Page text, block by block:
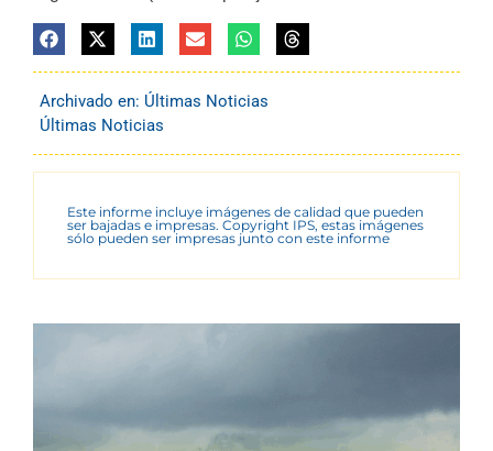
Archivado en: Últimas Noticias
Últimas Noticias
Este informe incluye imágenes de calidad que pueden
ser bajadas e impresas. Copyright IPS, estas imágenes
sólo pueden ser impresas junto con este informe